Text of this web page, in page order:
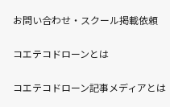
お問い合わせ・スクール掲載依頼
コエテコドローンとは
コエテコドローン記事メディアとは